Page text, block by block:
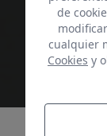
de
cualquier
Cookies y